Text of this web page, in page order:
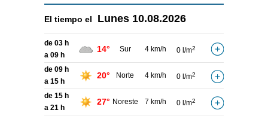
El tiempo el Lunes 10.08.2026
de 03 h
a 09 h
14° Sur 4 km/h 0 l/m2
de 09 h
a 15 h
20° Norte 4 km/h 0 l/m2
de 15 h
a 21 h
27° Noreste 7 km/h 0 l/m2